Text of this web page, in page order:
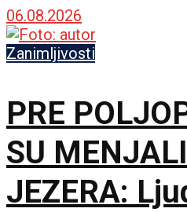
prvom udahu
06.08.2026
Zanimljivosti
PRE
SU
JEZERA: